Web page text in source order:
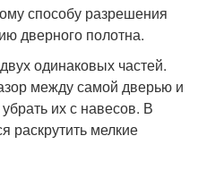
способу разрешения
дверного полотна.
одинаковых частей.
между самой дверью и
их с навесов. В
раскрутить мелкие